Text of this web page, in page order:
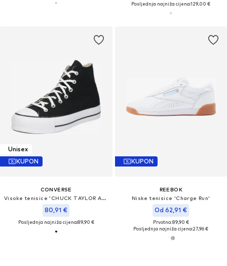
Posljednja najniža cijena:129,00 €
Unisex
KUPON
CONVERSE
Visoke tenisice 'CHUCK TAYLOR ALL STAR LIFT PLATFORM WIDE WIDTH'
80,91 €
Posljednja najniža cijena:89,90 €
KUPON
REEBOK
Niske tenisice 'Charge Run'
Od 62,91 €
Prvotno: 89,90 €
Posljednja najniža cijena:27,96 €